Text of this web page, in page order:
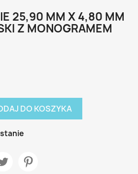
25,90 MM X 4,80 MM
Z MONOGRAMEM
DO KOSZYKA